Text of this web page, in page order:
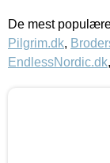
De mest
Pilgrim.dk,
EndlessNordic.dk